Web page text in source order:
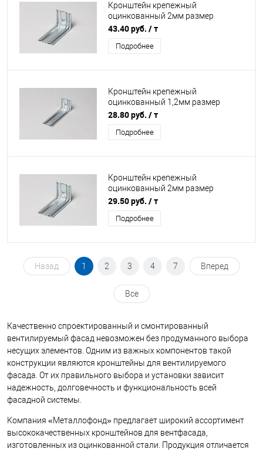
Кронштейн крепежный
оцинкованный 2мм размер
70х70х240мм
43.40 руб. / т
Подробнее
Кронштейн крепежный
оцинкованный 1,2мм размер
50х50х140мм
28.80 руб. / т
Подробнее
Кронштейн крепежный
оцинкованный 2мм размер
70х70х140мм
29.50 руб. / т
Подробнее
Назад 1 2 3 4 7 Вперед
Все
Качественно спроектированный и смонтированный
вентилируемый фасад невозможен без продуманного выбора
несущих элементов. Одним из важных компонентов такой
конструкции являются кронштейны для вентилируемого
фасада. От их правильного выбора и установки зависит
надежность, долговечность и функциональность всей
фасадной системы.
Компания «Металлофонд» предлагает широкий ассортимент
высококачественных кронштейнов для вентфасада,
изготовленных из оцинкованной стали. Продукция отличается